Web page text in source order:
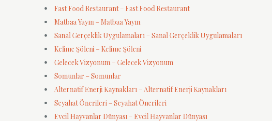
Fast Food Restaurant – Fast Food Restaurant
Matbaa Yayın – Matbaa Yayın
Sanal Gerçeklik Uygulamaları – Sanal Gerçeklik Uygulamaları
Kelime Şöleni – Kelime Şöleni
Gelecek Vizyonum – Gelecek Vizyonum
Somunlar – Somunlar
Alternatif Enerji Kaynakları – Alternatif Enerji Kaynakları
Seyahat Önerileri – Seyahat Önerileri
Evcil Hayvanlar Dünyası – Evcil Hayvanlar Dünyası